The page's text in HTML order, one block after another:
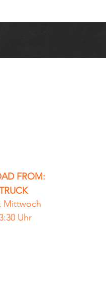
FROM:
Mittwoch
Uhr